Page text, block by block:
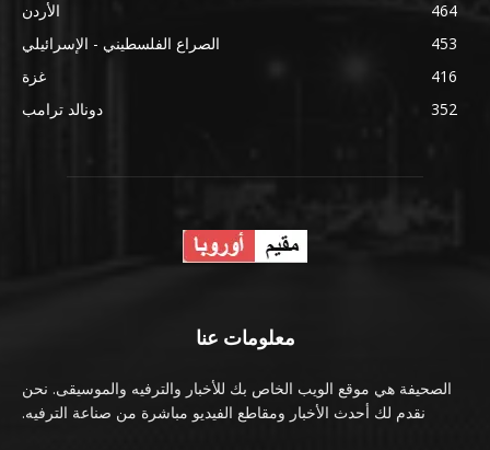
الأردن
464
الصراع الفلسطيني - الإسرائيلي
453
غزة
416
دونالد ترامب
352
معلومات عنا
الصحيفة هي موقع الويب الخاص بك للأخبار والترفيه والموسيقى. نحن
نقدم لك أحدث الأخبار ومقاطع الفيديو مباشرة من صناعة الترفيه.